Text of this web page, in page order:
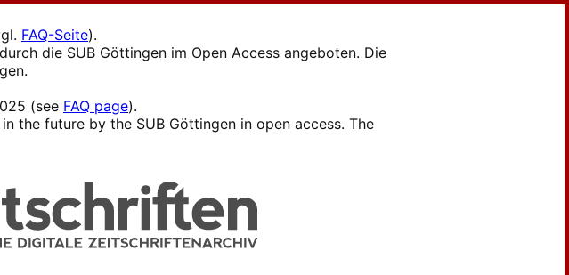
FAQ-Seite).
die SUB Göttingen im Open Access angeboten. Die
(see FAQ page).
the future by the SUB Göttingen in open access. The